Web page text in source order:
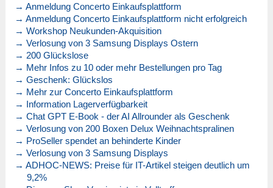
→ Anmeldung Concerto Einkaufsplattform
→ Anmeldung Concerto Einkaufsplattform nicht erfolgreich
→ Workshop Neukunden-Akquisition
→ Verlosung von 3 Samsung Displays Ostern
→ 200 Glückslose
→ Mehr Infos zu 10 oder mehr Bestellungen pro Tag
→ Geschenk: Glückslos
→ Mehr zur Concerto Einkaufsplattform
→ Information Lagerverfügbarkeit
→ Chat GPT E-Book - der AI Allrounder als Geschenk
→ Verlosung von 200 Boxen Delux Weihnachtspralinen
→ ProSeller spendet an behinderte Kinder
→ Verlosung von 3 Samsung Displays
→ ADHOC-NEWS: Preise für IT-Artikel steigen deutlich um
9,2%